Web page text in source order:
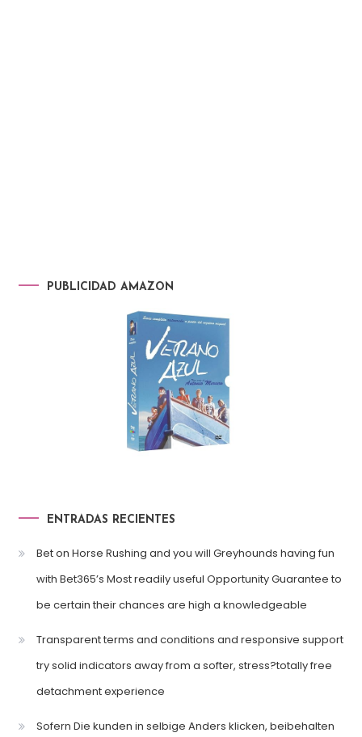
PUBLICIDAD AMAZON
ENTRADAS RECIENTES
Bet on Horse Rushing and you will Greyhounds having fun
with Bet365’s Most readily useful Opportunity Guarantee to
be certain their chances are high a knowledgeable
Transparent terms and conditions and responsive support
try solid indicators away from a softer, stress?totally free
detachment experience
Sofern Die kunden in selbige Anders klicken, beibehalten